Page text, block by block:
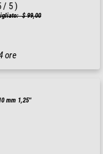
/ 5 )
$ 99,00
ore
mm 1,25''